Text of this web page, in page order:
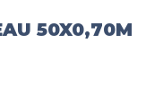
50X0,70M